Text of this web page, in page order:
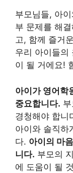
부모님들, 아
부 문제를 해
고, 함께 즐거
우리 아이들의
이 될 거에요!
아이가 영어학
중요합니다.
경청해야 합니
아이와 솔직하
다. 아이의 마
니다. 부모의
에 도움이 될